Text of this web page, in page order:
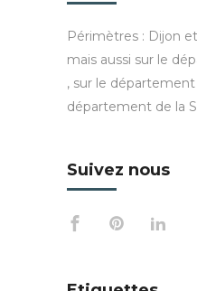
Périmètres : Dijon
mais aussi sur le
, sur le
département de la
Suivez nous